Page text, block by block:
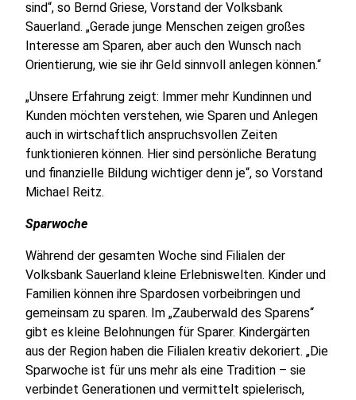
sind“, so Bernd Griese, Vorstand der Volksbank
Sauerland. „Gerade junge Menschen zeigen großes
Interesse am Sparen, aber auch den Wunsch nach
Orientierung, wie sie ihr Geld sinnvoll anlegen können.“
„Unsere Erfahrung zeigt: Immer mehr Kundinnen und
Kunden möchten verstehen, wie Sparen und Anlegen
auch in wirtschaftlich anspruchsvollen Zeiten
funktionieren können. Hier sind persönliche Beratung
und finanzielle Bildung wichtiger denn je“, so Vorstand
Michael Reitz.
Sparwoche
Während der gesamten Woche sind Filialen der
Volksbank Sauerland kleine Erlebniswelten. Kinder und
Familien können ihre Spardosen vorbeibringen und
gemeinsam zu sparen. Im „Zauberwald des Sparens“
gibt es kleine Belohnungen für Sparer. Kindergärten
aus der Region haben die Filialen kreativ dekoriert. „Die
Sparwoche ist für uns mehr als eine Tradition – sie
verbindet Generationen und vermittelt spielerisch,